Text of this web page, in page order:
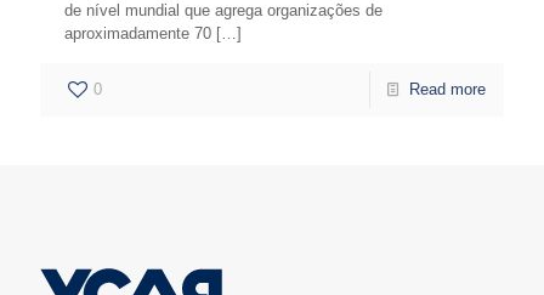
de nível mundial que agrega organizações de
aproximadamente 70 […]
0 Read more